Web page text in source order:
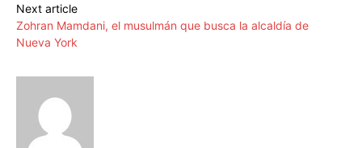
Next article
Zohran Mamdani, el musulmán que busca la alcaldía de
Nueva York